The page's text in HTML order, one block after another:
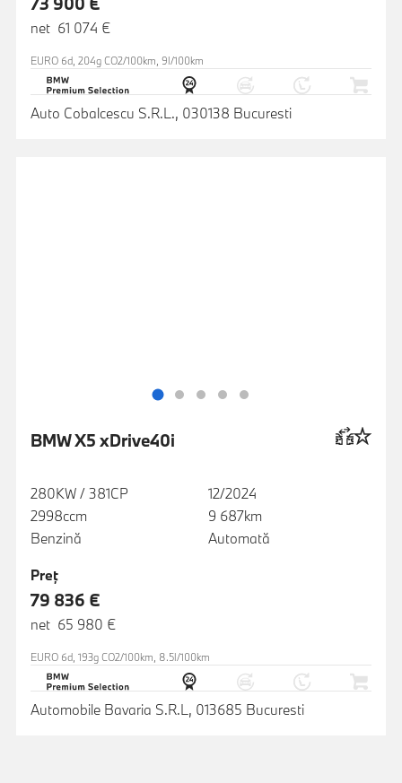
net 61 074 €
EURO 6d, 204g CO2/100km, 9l/100km
Auto Cobalcescu S.R.L., 030138 Bucuresti
BMW X5 xDrive40i
280KW / 381CP
2998ccm
Benzină
12/2024
9 687km
Automată
Preţ
79 836 €
net 65 980 €
EURO 6d, 193g CO2/100km, 8.5l/100km
Automobile Bavaria S.R.L, 013685 Bucuresti